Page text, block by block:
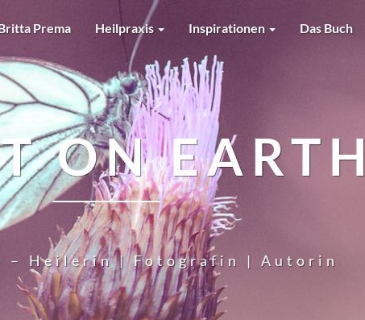
Prema Heilpraxis Inspirationen Das Buch
ON EARTH
– Heilerin | Fotografin | Autorin